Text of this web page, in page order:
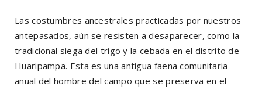
Las costumbres ancestrales practicadas por nuestros
antepasados, aún se resisten a desaparecer, como la
tradicional siega del trigo y la cebada en el distrito de
Huaripampa. Esta es una antigua faena comunitaria
anual del hombre del campo que se preserva en el